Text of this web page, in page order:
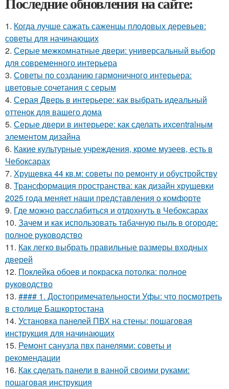
1. Когда лучше сажать саженцы плодовых деревьев:
советы для начинающих
2. Серые межкомнатные двери: универсальный выбор
для современного интерьера
3. Советы по созданию гармоничного интерьера:
цветовые сочетания с серым
4. Серая Дверь в интерьере: как выбрать идеальный
оттенок для вашего дома
5. Серые двери в интерьере: как сделать ихcentralным
элементом дизайна
6. Какие культурные учреждения, кроме музеев, есть в
Чебоксарах
7. Хрущевка 44 кв.м: советы по ремонту и обустройству
8. Трансформация пространства: как дизайн хрущевки
2025 года меняет наши представления о комфорте
9. Где можно расслабиться и отдохнуть в Чебоксарах
10. Зачем и как использовать табачную пыль в огороде:
полное руководство
11. Как легко выбрать правильные размеры входных
дверей
12. Поклейка обоев и покраска потолка: полное
руководство
13. #### 1. Достопримечательности Уфы: что посмотреть
в столице Башкортостана
14. Установка панелей ПВХ на стены: пошаговая
инструкция для начинающих
15. Ремонт санузла пвх панелями: советы и
рекомендации
16. Как сделать панели в ванной своими руками:
пошаговая инструкция